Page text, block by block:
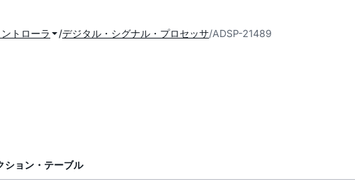
トローラ デジタル・シグナル・プロセッサ ADSP-21489
ション・テーブル